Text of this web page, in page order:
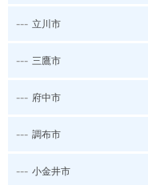
--- 立川市
--- 三鷹市
--- 府中市
--- 調布市
--- 小金井市